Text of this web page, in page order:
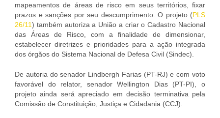
mapeamentos de áreas de risco em seus territórios, fixar
prazos e sanções por seu descumprimento. O projeto (PLS
26/11) também autoriza a União a criar o Cadastro Nacional
das Áreas de Risco, com a finalidade de dimensionar,
estabelecer diretrizes e prioridades para a ação integrada
dos órgãos do Sistema Nacional de Defesa Civil (Sindec).
De autoria do senador Lindbergh Farias (PT-RJ) e com voto
favorável do relator, senador Wellington Dias (PT-PI), o
projeto ainda será apreciado em decisão terminativa pela
Comissão de Constituição, Justiça e Cidadania (CCJ).